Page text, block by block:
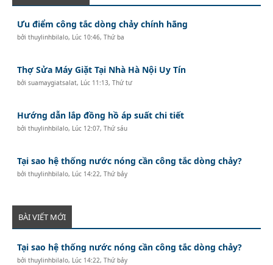
Ưu điểm công tắc dòng chảy chính hãng
bởithuylinhbilalo, Lúc 10:46, Thứ ba
Thợ Sửa Máy Giặt Tại Nhà Hà Nội Uy Tín
bởisuamaygiatsalat, Lúc 11:13, Thứ tư
Hướng dẫn lắp đồng hồ áp suất chi tiết
bởithuylinhbilalo, Lúc 12:07, Thứ sáu
Tại sao hệ thống nước nóng cần công tắc dòng chảy?
bởithuylinhbilalo, Lúc 14:22, Thứ bảy
BÀI VIẾT MỚI
Tại sao hệ thống nước nóng cần công tắc dòng chảy?
bởithuylinhbilalo, Lúc 14:22, Thứ bảy